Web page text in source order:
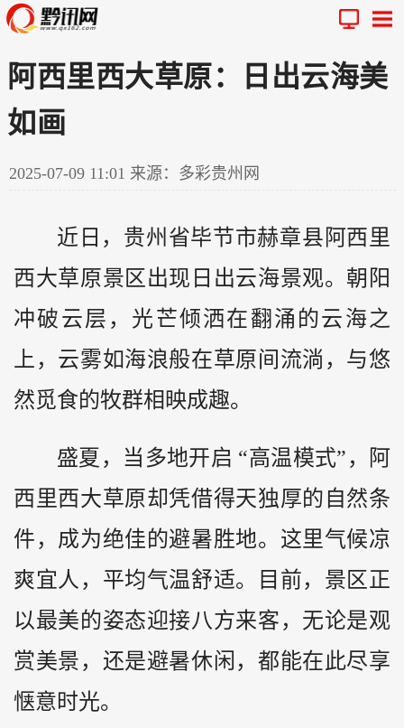
阿西里西大草原：日出云海美
如画
2025-07-09 11:01 来源：多彩贵州网
近日， 贵州 省毕节市赫章县阿西里
西大草原景区出现日出云海景观。朝阳
冲破云层，光芒倾洒在翻涌的云海之
上，云雾如海浪般在草原间流淌，与悠
然觅食的牧群相映成趣。
盛夏，当多地开启 “高温模式”，阿
西里西大草原却凭借得天独厚的自然条
件，成为绝佳的避暑胜地。这里气候凉
爽宜人，平均气温舒适。目前，景区正
以最美的姿态迎接八方来客，无论是观
赏美景，还是避暑休闲，都能在此尽享
惬意时光。